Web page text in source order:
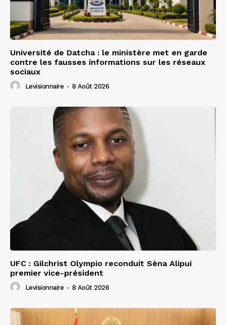
Université de Datcha : le ministère met en garde
contre les fausses informations sur les réseaux
sociaux
Levisionnaire - 8 Août 2026
UFC : Gilchrist Olympio reconduit Sèna Alipui
premier vice-président
Levisionnaire - 8 Août 2026